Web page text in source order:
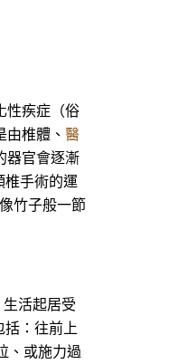
性疾症（俗
椎體、 醫
器官會逐漸
手術的運
竹子般一節
活起居受
：往前上
、或施力過